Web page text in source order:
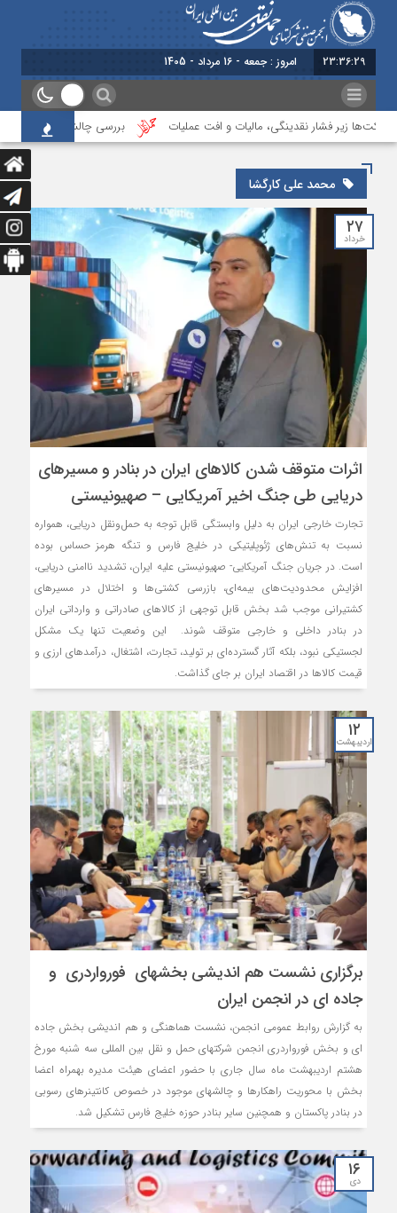
23:36:30 امروز : جمعه - 16 مرداد - 1405
زیر فشار نقدینگی، مالیات و افت عملیات بررسی چالش‌های حمل ونقل
محمد علی کارگشا
۲۷
خرداد
اثرات متوقف شدن کالاهای ایران در بنادر و مسیرهای
دریایی طی جنگ اخیر آمریکایی – صهیونیستی
تجارت خارجی ایران به دلیل وابستگی قابل توجه به حمل‌ونقل دریایی، همواره
نسبت به تنش‌های ژئوپلیتیکی در خلیج فارس و تنگه هرمز حساس بوده
است. در جریان جنگ آمریکایی- صهیونیستی علیه ایران، تشدید ناامنی دریایی،
افزایش محدودیت‌های بیمه‌ای، بازرسی کشتی‌ها و اختلال در مسیرهای
کشتیرانی موجب شد بخش قابل توجهی از کالاهای صادراتی و وارداتی ایران
در بنادر داخلی و خارجی متوقف شوند. این وضعیت تنها یک مشکل
لجستیکی نبود، بلکه آثار گسترده‌ای بر تولید، تجارت، اشتغال، درآمدهای ارزی و
قیمت کالاها در اقتصاد ایران بر جای گذاشت.
۱۲
اردیبهشت
برگزاری نشست هم اندیشی بخشهای فورواردری و
جاده ای در انجمن ایران
به گزارش روابط عمومی انجمن، نشست هماهنگی و هم اندیشی بخش جاده
ای و بخش فورواردری انجمن شرکتهای حمل و نقل بین المللی سه شنبه مورخ
هشتم اردیبهشت ماه سال جاری با حضور اعضای هیئت مدیره بهمراه اعضا
بخش با محوریت راهکارها و چالشهای موجود در خصوص کانتینرهای رسوبی
در بنادر پاکستان و همچنین سایر بنادر حوزه خلیج فارس تشکیل شد.
۱۶
دی